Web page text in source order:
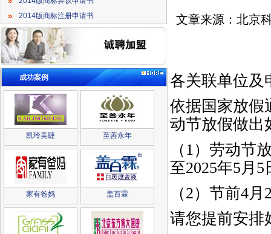
2014版商标注册申请书
成功案例
凯玲美睫 至善永年
家有爸妈 盖百霖
文章来源：北京
各关联单位及
依据国家放假
动节放假做出
（1）劳动节
至2025年5月
（2）节前4
请您提前安排